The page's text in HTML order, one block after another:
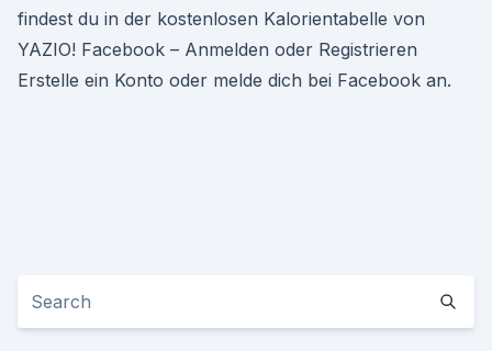
findest du in der kostenlosen Kalorientabelle von
YAZIO! Facebook – Anmelden oder Registrieren
Erstelle ein Konto oder melde dich bei Facebook an.